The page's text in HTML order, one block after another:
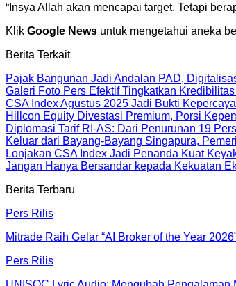
“Insya Allah akan mencapai target. Tetapi
Klik Google News untuk mengetahui aneka
Berita Terkait
Pajak Bangunan Jadi Andalan PAD,
Galeri Foto Pers Efektif Tingkatkan
CSA Index Agustus 2025 Jadi Bukti
Hillcon Equity Divestasi Premium, Porsi
Diplomasi Tarif RI-AS: Dari Penurunan 19
Keluar dari Bayang-Bayang Singapura,
Lonjakan CSA Index Jadi Penanda Kuat
Jangan Hanya Bersandar kepada Kekuatan
Berita Terbaru
Pers Rilis
Mitrade Raih Gelar “AI Broker of the Year
Pers Rilis